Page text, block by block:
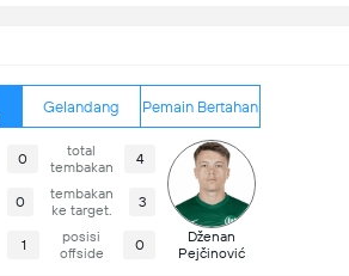
Gelandang Pemain Bertahan
0
total
tembakan
4
0
tembakan
ke target.
3
1
posisi
offside
0
Dženan
Pejčinović